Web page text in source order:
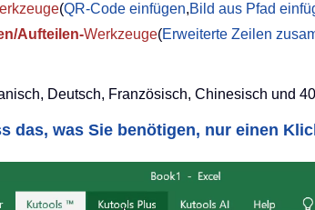
(QR-Code einfügen,Bild aus Pfad
Aufteilen-Werkzeuge(Erweiterte Zeilen
Deutsch, Französisch, Chinesisch und
das, was Sie benötigen, nur einen